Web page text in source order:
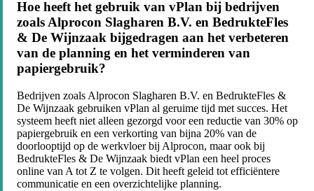
Hoe heeft het gebruik van vPlan bij bedrijven
zoals Alprocon Slagharen B.V. en BedrukteFles
& De Wijnzaak bijgedragen aan het verbeteren
van de planning en het verminderen van
papiergebruik?
Bedrijven zoals Alprocon Slagharen B.V. en BedrukteFles &
De Wijnzaak gebruiken vPlan al geruime tijd met succes. Het
systeem heeft niet alleen gezorgd voor een reductie van 30% op
papiergebruik en een verkorting van bijna 20% van de
doorlooptijd op de werkvloer bij Alprocon, maar ook bij
BedrukteFles & De Wijnzaak biedt vPlan een heel proces
online van A tot Z te volgen. Dit heeft geleid tot efficiëntere
communicatie en een overzichtelijke planning.